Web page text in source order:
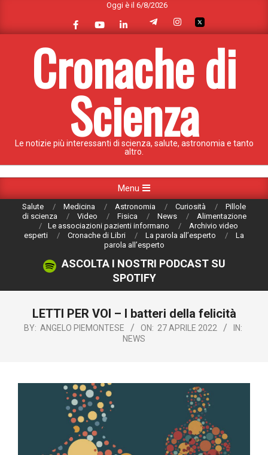
content
Oggi è il 6/8/2026
Cronache di
Scienza
Le notizie più interessanti di scienza, salute, astronomia e tanto
altro.
Navigation
Menu
Salute Medicina Astronomia Curiosità
Pillole
di scienza
Video Fisica News
Alimentazione
Le associazioni pazienti informano
Archivio video
esperti
Cronache di Libri La parola all’esperto
La
parola all’esperto
ASCOLTA I NOSTRI PODCAST SU
SPOTIFY
LETTI PER VOI – I batteri della felicità
BY: ANGELO PIEMONTESE ON: 27 APRILE 2022
IN:
NEWS